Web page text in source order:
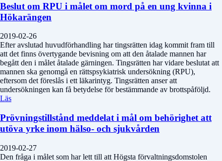
Beslut om RPU i målet om mord på en ung kvinna i
Hökarängen
2019-02-26
Efter avslutad huvudförhandling har tingsrätten idag kommit fram till
att det finns övertygande bevisning om att den åtalade mannen har
begått den i målet åtalade gärningen. Tingsrätten har vidare beslutat att
mannen ska genomgå en rättspsykiatrisk undersökning (RPU),
eftersom det föreslås i ett läkarintyg. Tingsrätten anser att
undersökningen kan få betydelse för bestämmande av brottspåföljd.
Läs
Prövningstillstånd meddelat i mål om behörighet att
utöva yrke inom hälso- och sjukvården
2019-02-27
Den fråga i målet som har lett till att Högsta förvaltningsdomstolen